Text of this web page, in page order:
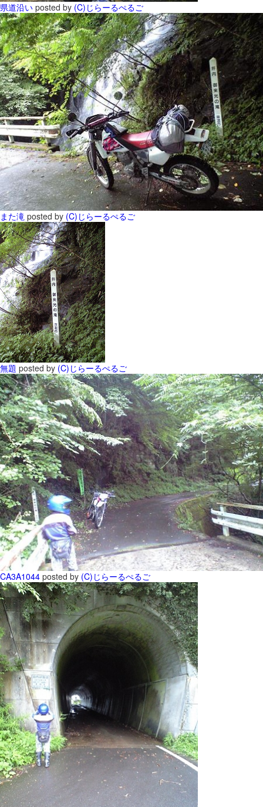
県道沿い posted by (C)じらーるぺるご
また滝 posted by (C)じらーるぺるご
無題 posted by (C)じらーるぺるご
CA3A1044 posted by (C)じらーるぺるご